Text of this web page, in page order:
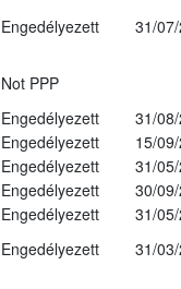
Engedélyezett 31/
Not PPP
Engedélyezett
31/
Engedélyezett
15/
Engedélyezett
31/
Engedélyezett
30/
Engedélyezett
31/
Engedélyezett
31/